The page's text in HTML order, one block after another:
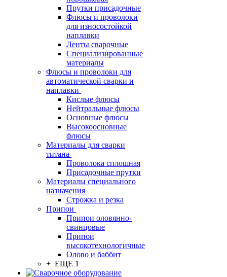
Прутки присадочные
Флюсы и проволоки
для износостойкой
наплавки
Ленты сварочные
Специализированные
материалы
Флюсы и проволоки для
автоматической сварки и
наплавки
Кислые флюсы
Нейтральные флюсы
Основные флюсы
Высокоосновные
флюсы
Материалы для сварки
титана
Проволока сплошная
Присадочные прутки
Материалы специального
назначения
Строжка и резка
Припои
Припои оловянно-
свинцовые
Припои
высокотехнологичные
Олово и баббит
+ ЕЩЕ 1